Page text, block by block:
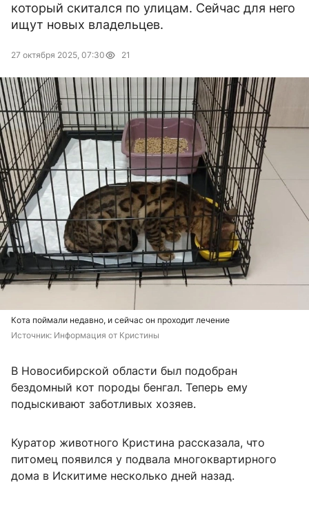
который скитался по улицам. Сейчас для него
ищут новых владельцев.
27 октября 2025, 07:30 21
Кота поймали недавно, и сейчас он проходит лечение
Источник: Информация от Кристины
В Новосибирской области был подобран
бездомный кот породы бенгал. Теперь ему
подыскивают заботливых хозяев.
Куратор животного Кристина рассказала, что
питомец появился у подвала многоквартирного
дома в Искитиме несколько дней назад.